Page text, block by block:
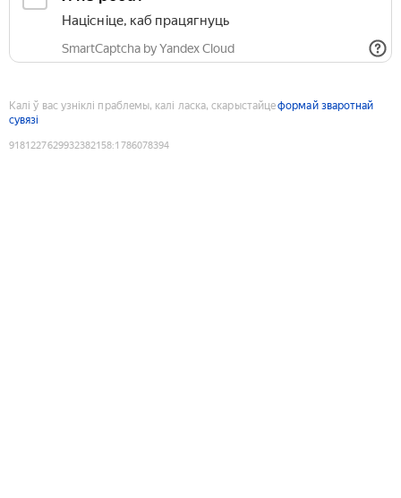
Націсніце, каб працягнуць
SmartCaptcha by Yandex Cloud
Калі ў вас узніклі праблемы, калі ласка, скарыстайцеформай зваротнай
сувязі
9181227629932382158:1786078394